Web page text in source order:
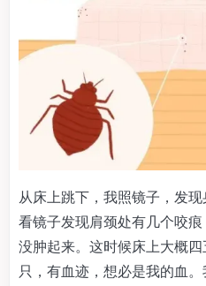
从床上跳下，我照镜子，发现
看镜子发现肩颈处有几个咬
没肿起来。这时候床上大概
只，有血迹，想必是我的血